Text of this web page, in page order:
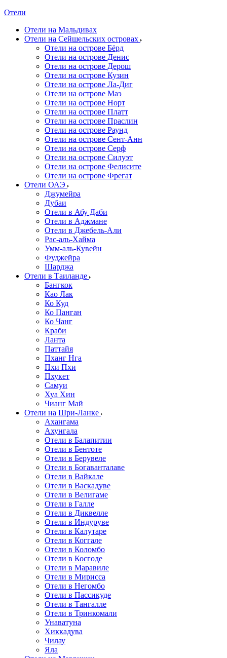
Отели
Отели на Мальдивах
Отели на Сейшельских островах
Отели на острове Бёрд
Отели на острове Денис
Отели на острове Дерош
Отели на острове Кузин
Отели на острове Ла-Диг
Отели на острове Маэ
Отели на острове Норт
Отели на острове Платт
Отели на острове Праслин
Отели на острове Раунд
Отели на острове Сент-Анн
Отели на острове Серф
Отели на острове Силуэт
Отели на острове Фелисите
Отели на острове Фрегат
Отели ОАЭ
Джумейра
Дубаи
Отели в Абу Даби
Отели в Аджмане
Отели в Джебель-Али
Рас-аль-Хайма
Умм-аль-Кувейн
Фуджейра
Шарджа
Отели в Таиланде
Бангкок
Као Лак
Ко Куд
Ко Панган
Ко Чанг
Краби
Ланта
Паттайя
Пханг Нга
Пхи Пхи
Пхукет
Самуи
Хуа Хин
Чианг Май
Отели на Шри-Ланке
Ахангама
Ахунгала
Отели в Балапитии
Отели в Бентоте
Отели в Берувеле
Отели в Богаванталаве
Отели в Вайкале
Отели в Васкадуве
Отели в Велигаме
Отели в Галле
Отели в Диквелле
Отели в Индуруве
Отели в Калутаре
Отели в Коггале
Отели в Коломбо
Отели в Косгоде
Отели в Маравиле
Отели в Мирисса
Отели в Негомбо
Отели в Пассикуде
Отели в Тангалле
Отели в Тринкомали
Унаватуна
Хиккадува
Чилау
Яла